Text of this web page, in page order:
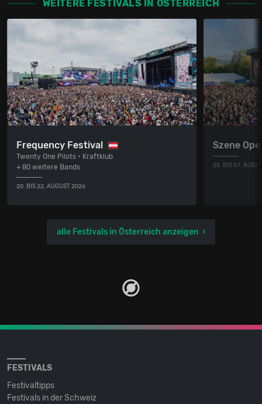
WEITERE FESTIVALS IN ÖSTERREICH
Frequency Festival
Twenty One Pilots • Kraftklub
+ 80 weitere Bands
20. BIS 22. AUGUST 2026
Szene
05. BIS 07.
alle Festivals in Österreich anzeigen
FESTIVALS
Festivaltipps
Festivals in der Schweiz